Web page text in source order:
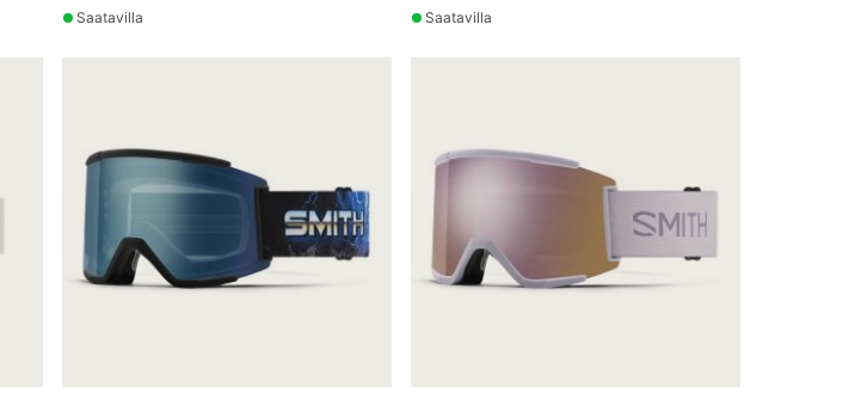
Saatavilla Saatavilla